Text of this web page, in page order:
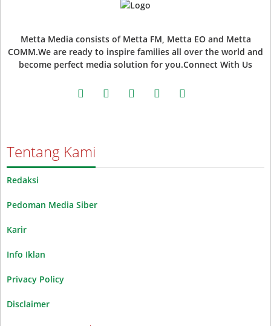
Metta Media consists of Metta FM, Metta EO and Metta
COMM.We are ready to inspire families all over the world and
become perfect media solution for you.Connect With Us
facebooktwitter instagramwhatsappyoutube
Tentang Kami
Redaksi
Pedoman Media Siber
Karir
Info Iklan
Privacy Policy
Disclaimer